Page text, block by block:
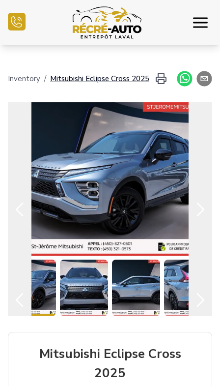
Financiamiento
Vender mi auto
Centro mecánico
Contáctenos
Español
Inventory / Mitsubishi Eclipse Cross 2025
Mitsubishi Eclipse Cross
2025